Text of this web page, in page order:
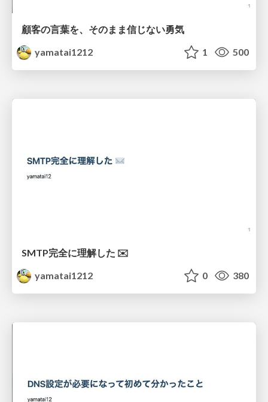
顧客の言葉を、そのまま信じない勇気
yamatai1212
1 500
SMTP完全に理解した ✉️
yamatai1212
0 380